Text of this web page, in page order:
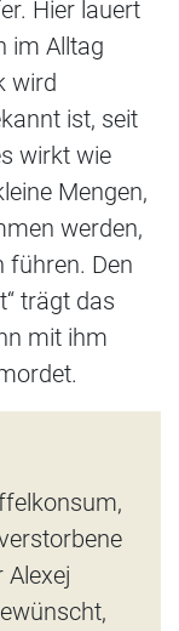
Hier lauert
im Alltag
wird
ist, seit
wirkt wie
Mengen,
werden,
führen. Den
trägt das
mit ihm